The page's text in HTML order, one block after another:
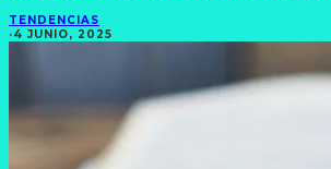
TENDENCIAS
·4 JUNIO, 2025